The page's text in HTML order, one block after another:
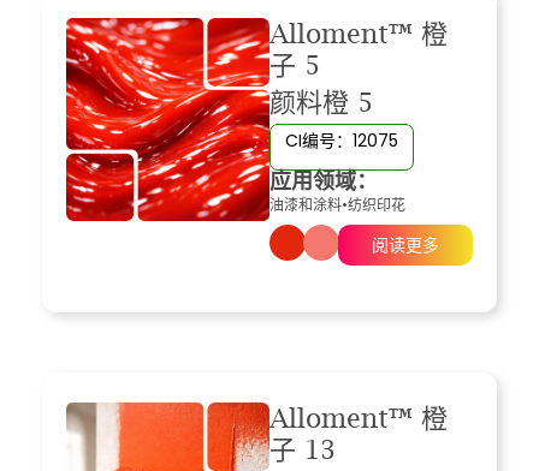
Alloment™ 橙
子 5
颜料橙 5
CI编号：12075
应用领域：
油漆和涂料•纺织印花
阅读更多
Alloment™ 橙
子 13